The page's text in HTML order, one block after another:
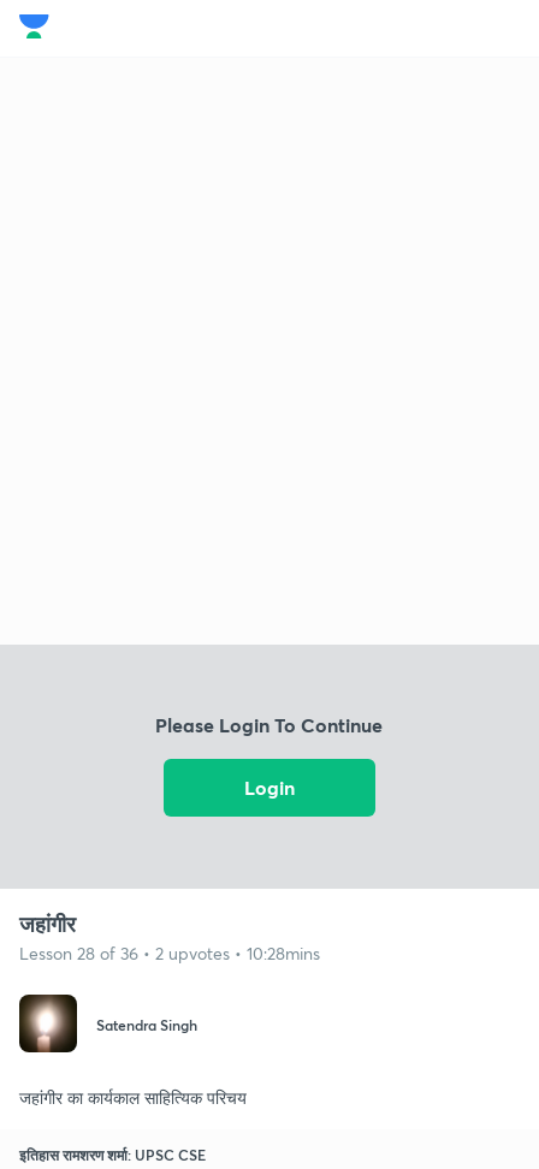
Please Login To Continue
Login
जहांगीर
Lesson 28 of 36 • 2 upvotes • 10:28mins
Satendra Singh
जहांगीर का कार्यकाल साहित्यिक परिचय
इतिहास रामशरण शर्मा: UPSC CSE